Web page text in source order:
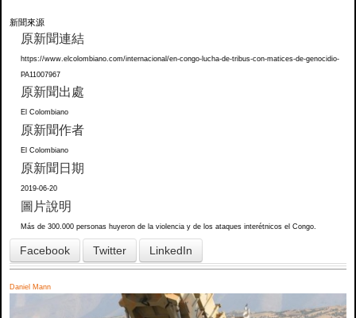
新聞來源
原新聞連結
https://www.elcolombiano.com/internacional/en-congo-lucha-de-tribus-con-matices-de-genocidio-
PA11007967
原新聞出處
El Colombiano
原新聞作者
El Colombiano
原新聞日期
2019-06-20
圖片說明
Más de 300.000 personas huyeron de la violencia y de los ataques interétnicos el Congo.
Facebook Twitter LinkedIn
Daniel Mann